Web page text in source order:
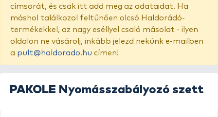
címsorát, és csak itt add meg az adataidat. Ha
máshol találkozol feltűnően olcsó Haldorádó-
termékekkel, az nagy eséllyel csaló másolat - ilyen
oldalon ne vásárolj, inkább jelezd nekünk e-mailben
a pult@haldorado.hu címen!
PAKOLE Nyomásszabályozó szett